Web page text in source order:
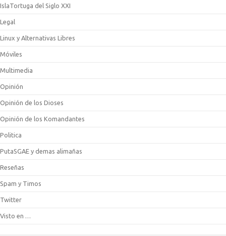
IslaTortuga del Siglo XXI
Legal
Linux y Alternativas Libres
Móviles
Multimedia
Opinión
Opinión de los Dioses
Opinión de los Komandantes
Politica
PutaSGAE y demas alimañas
Reseñas
Spam y Timos
Twitter
Visto en …